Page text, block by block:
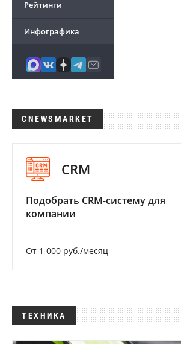
Рейтинги
Инфографика
CNEWSMARKET
CRM
Подобрать CRM-систему для
компании
От 1 000 руб./месяц
ТЕХНИКА